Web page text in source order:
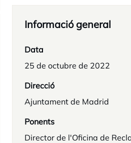
Informació general
Data
25 de octubre de 2022
Direcció
Ajuntament de Madrid
Ponents
Director de l'Oficina de